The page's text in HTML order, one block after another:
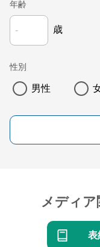
年齢
歳
性別
男性
メディア
表